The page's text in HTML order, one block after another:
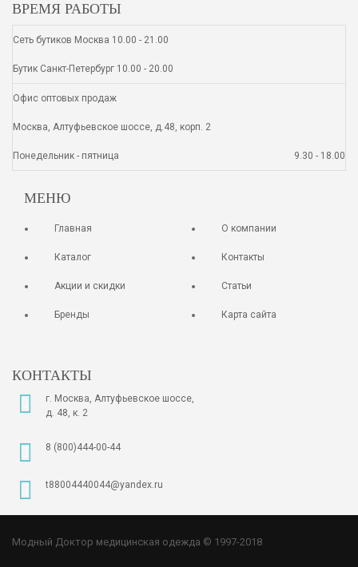
ВРЕМЯ РАБОТЫ
Сеть бутиков Москва 10.00 - 21.00
Бутик Санкт-Петербург 10.00 - 20.00
Офис оптовых продаж
Москва, Алтуфьевское шоссе, д.48, корп. 2
Понедельник - пятница 9.30 - 18.00
МЕНЮ
Главная
Каталог
Акции и скидки
Бренды
О компании
Контакты
Статьи
Карта сайта
КОНТАКТЫ
г. Москва, Алтуфьевское шоссе,
д. 48, к. 2
8 (800)444-00-44
t88004440044@yandex.ru
Модный Доктор медицинская одежда © 1997-2018